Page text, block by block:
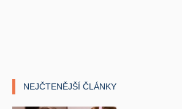
NEJČTENĚJŠÍ ČLÁNKY